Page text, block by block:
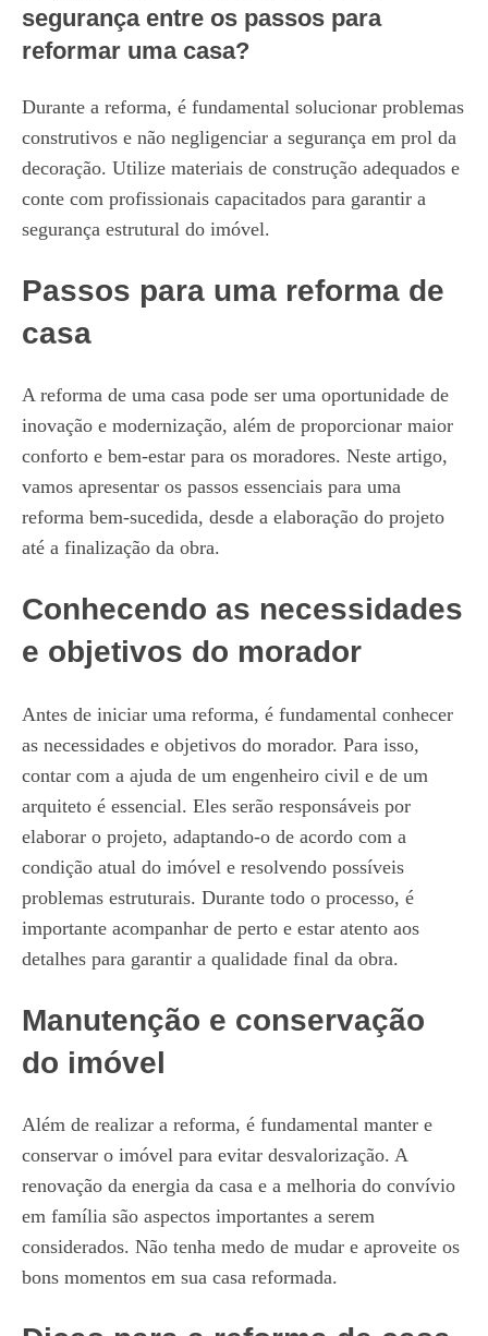
segurança entre os passos para
reformar uma casa?
Durante a reforma, é fundamental solucionar problemas
construtivos e não negligenciar a segurança em prol da
decoração. Utilize materiais de construção adequados e
conte com profissionais capacitados para garantir a
segurança estrutural do imóvel.
Passos para uma reforma de
casa
A reforma de uma casa pode ser uma oportunidade de
inovação e modernização, além de proporcionar maior
conforto e bem-estar para os moradores. Neste artigo,
vamos apresentar os passos essenciais para uma
reforma bem-sucedida, desde a elaboração do projeto
até a finalização da obra.
Conhecendo as necessidades
e objetivos do morador
Antes de iniciar uma reforma, é fundamental conhecer
as necessidades e objetivos do morador. Para isso,
contar com a ajuda de um engenheiro civil e de um
arquiteto é essencial. Eles serão responsáveis por
elaborar o projeto, adaptando-o de acordo com a
condição atual do imóvel e resolvendo possíveis
problemas estruturais. Durante todo o processo, é
importante acompanhar de perto e estar atento aos
detalhes para garantir a qualidade final da obra.
Manutenção e conservação
do imóvel
Além de realizar a reforma, é fundamental manter e
conservar o imóvel para evitar desvalorização. A
renovação da energia da casa e a melhoria do convívio
em família são aspectos importantes a serem
considerados. Não tenha medo de mudar e aproveite os
bons momentos em sua casa reformada.